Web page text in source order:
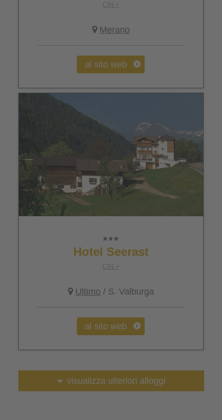
CIN +
Merano
al sito web
Hotel Seerast
CIN +
Ultimo / S. Valburga
al sito web
visualizza ulteriori alloggi